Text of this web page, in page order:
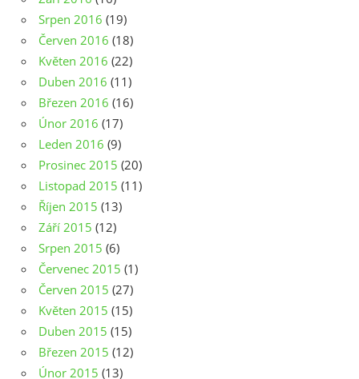
Srpen 2016 (19)
Červen 2016 (18)
Květen 2016 (22)
Duben 2016 (11)
Březen 2016 (16)
Únor 2016 (17)
Leden 2016 (9)
Prosinec 2015 (20)
Listopad 2015 (11)
Říjen 2015 (13)
Září 2015 (12)
Srpen 2015 (6)
Červenec 2015 (1)
Červen 2015 (27)
Květen 2015 (15)
Duben 2015 (15)
Březen 2015 (12)
Únor 2015 (13)